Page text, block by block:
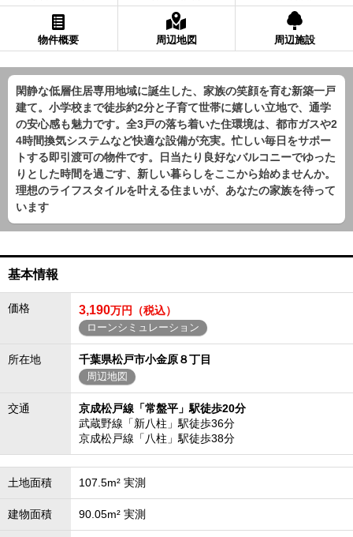
物件概要 周辺地図 周辺施設
閑静な低層住居専用地域に誕生した、家族の笑顔を育む新築一戸
建て。小学校まで徒歩約2分と子育て世帯に嬉しい立地で、通学
の安心感も魅力です。全3戸の落ち着いた住環境は、都市ガスや2
4時間換気システムなど快適な設備が充実。忙しい毎日をサポー
トする即引渡可の物件です。日当たり良好なバルコニーでゆった
りとした時間を過ごす、新しい暮らしをここから始めませんか。
理想のライフスタイルを叶える住まいが、あなたの家族を待って
います
基本情報
価格 3,190万円（税込）
ローンシミュレーション
所在地 千葉県松戸市小金原８丁目
周辺地図
交通
京成松戸線「常盤平」駅徒歩20分
武蔵野線「新八柱」駅徒歩36分
京成松戸線「八柱」駅徒歩38分
土地面積 107.5m² 実測
建物面積 90.05m² 実測